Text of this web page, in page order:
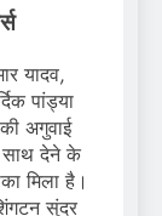
यादव,
पांड्या
अगुवाई
साथ देने के
मिला है।
सुंदर